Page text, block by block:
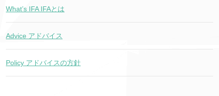
What’s IFA IFAとは
Advice アドバイス
Policy アドバイスの方針